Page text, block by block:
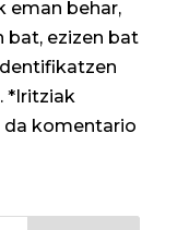
eman behar,
bat, ezizen bat
*Iritziak
da komentario